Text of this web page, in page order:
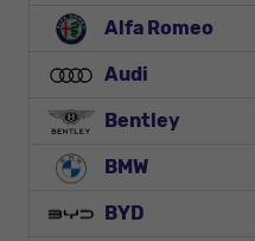
Alfa Romeo
Audi
Bentley
BMW
BYD